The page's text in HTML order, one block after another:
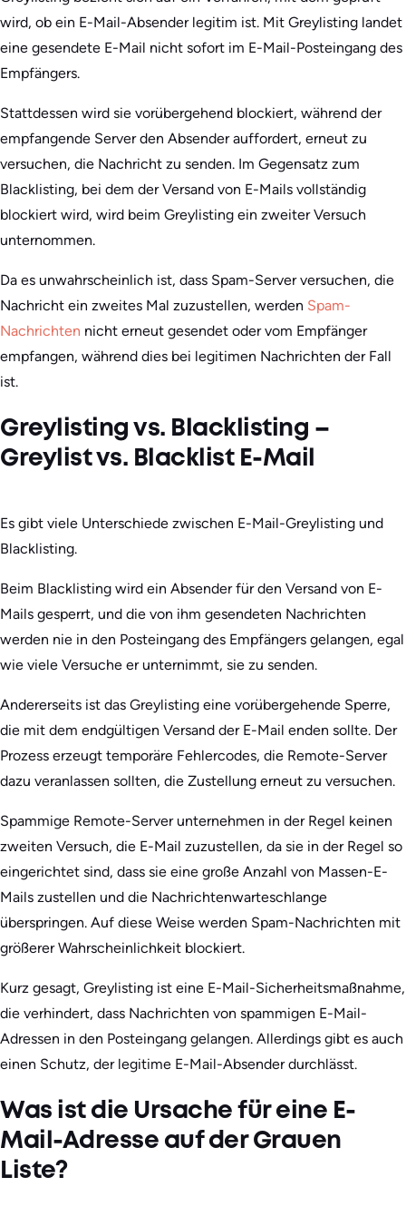
wird, ob ein E-Mail-Absender legitim ist. Mit Greylisting landet
eine gesendete E-Mail nicht sofort im E-Mail-Posteingang des
Empfängers.
Stattdessen wird sie vorübergehend blockiert, während der
empfangende Server den Absender auffordert, erneut zu
versuchen, die Nachricht zu senden. Im Gegensatz zum
Blacklisting, bei dem der Versand von E-Mails vollständig
blockiert wird, wird beim Greylisting ein zweiter Versuch
unternommen.
Da es unwahrscheinlich ist, dass Spam-Server versuchen, die
Nachricht ein zweites Mal zuzustellen, werden Spam-
Nachrichten nicht erneut gesendet oder vom Empfänger
empfangen, während dies bei legitimen Nachrichten der Fall
ist.
Greylisting vs. Blacklisting –
Greylist vs. Blacklist E-Mail
Es gibt viele Unterschiede zwischen E-Mail-Greylisting und
Blacklisting.
Beim Blacklisting wird ein Absender für den Versand von E-
Mails gesperrt, und die von ihm gesendeten Nachrichten
werden nie in den Posteingang des Empfängers gelangen, egal
wie viele Versuche er unternimmt, sie zu senden.
Andererseits ist das Greylisting eine vorübergehende Sperre,
die mit dem endgültigen Versand der E-Mail enden sollte. Der
Prozess erzeugt temporäre Fehlercodes, die Remote-Server
dazu veranlassen sollten, die Zustellung erneut zu versuchen.
Spammige Remote-Server unternehmen in der Regel keinen
zweiten Versuch, die E-Mail zuzustellen, da sie in der Regel so
eingerichtet sind, dass sie eine große Anzahl von Massen-E-
Mails zustellen und die Nachrichtenwarteschlange
überspringen. Auf diese Weise werden Spam-Nachrichten mit
größerer Wahrscheinlichkeit blockiert.
Kurz gesagt, Greylisting ist eine E-Mail-Sicherheitsmaßnahme,
die verhindert, dass Nachrichten von spammigen E-Mail-
Adressen in den Posteingang gelangen. Allerdings gibt es auch
einen Schutz, der legitime E-Mail-Absender durchlässt.
Was ist die Ursache für eine E-
Mail-Adresse auf der Grauen
Liste?